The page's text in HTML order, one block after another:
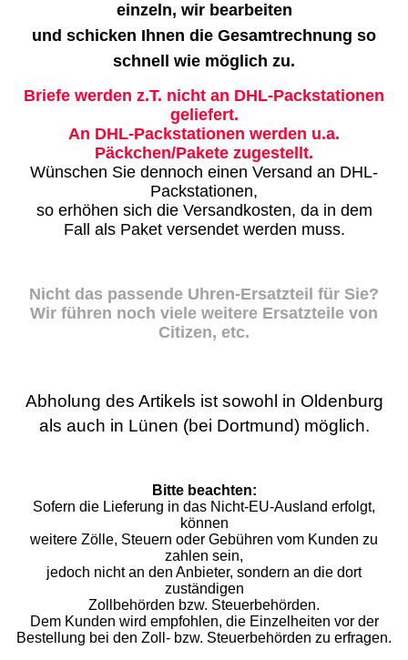
einzeln, wir bearbeiten
und schicken Ihnen die Gesamtrechnung so
schnell wie möglich zu.
Briefe werden z.T. nicht an DHL-Packstationen
geliefert.
An DHL-Packstationen werden u.a.
Päckchen/Pakete zugestellt.
Wünschen Sie dennoch einen Versand an DHL-
Packstationen,
so erhöhen sich die Versandkosten, da in dem
Fall als Paket versendet werden muss.
Nicht das passende Uhren-Ersatzteil für Sie?
Wir führen noch viele weitere Ersatzteile von
Citizen, etc.
Abholung des Artikels ist sowohl in Oldenburg
als auch in Lünen (bei Dortmund) möglich.
Bitte beachten:
Sofern die Lieferung in das Nicht-EU-Ausland erfolgt,
können
weitere Zölle, Steuern oder Gebühren vom Kunden zu
zahlen sein,
jedoch nicht an den Anbieter, sondern an die dort
zuständigen
Zollbehörden bzw. Steuerbehörden.
Dem Kunden wird empfohlen, die Einzelheiten vor der
Bestellung bei den Zoll- bzw. Steuerbehörden zu erfragen.